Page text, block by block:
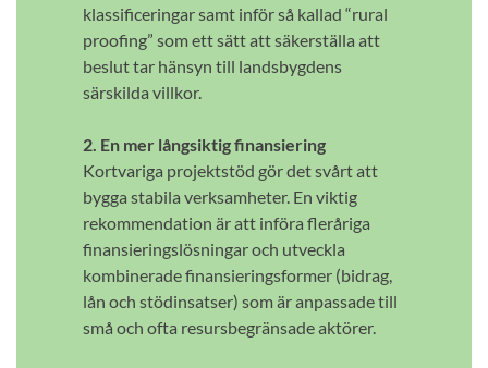
klassificeringar samt inför så kallad “rural
proofing” som ett sätt att säkerställa att
beslut tar hänsyn till landsbygdens
särskilda villkor.
2. En mer långsiktig finansiering
Kortvariga projektstöd gör det svårt att
bygga stabila verksamheter. En viktig
rekommendation är att införa fleråriga
finansieringslösningar och utveckla
kombinerade finansieringsformer (bidrag,
lån och stödinsatser) som är anpassade till
små och ofta resursbegränsade aktörer.